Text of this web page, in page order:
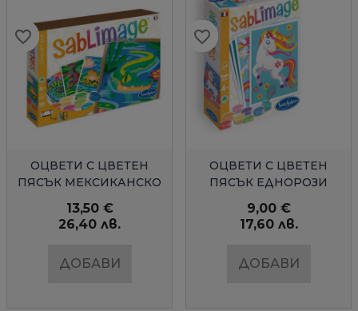
БЪРЗ ПРЕГЛЕД
ОЦВЕТИ С ЦВЕТЕН
ПЯСЪК МЕКСИКАНСКО
13,50 €
26,40 лв.
ДОБАВИ
favorite_border
favorite_border
favorite_border
favorite_border
favorite_border
БЪРЗ ПРЕГЛЕД
ОЦВЕТИ С ЦВЕТЕН
ПЯСЪК ЕДНОРОЗИ
9,00 €
17,60 лв.
ДОБАВИ
favorite_border
favorite_border
favorite_border
favorite_border
favorite_border